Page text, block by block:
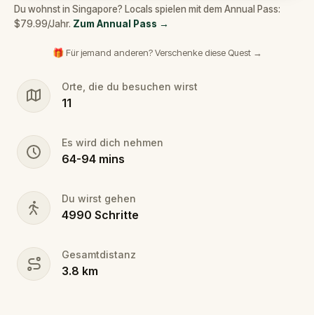
Du wohnst in Singapore? Locals spielen mit dem Annual Pass:
$79.99/Jahr. Zum Annual Pass →
🎁 Für jemand anderen? Verschenke diese Quest →
Orte, die du besuchen wirst
11
Es wird dich nehmen
64-94 mins
Du wirst gehen
4990 Schritte
Gesamtdistanz
3.8 km